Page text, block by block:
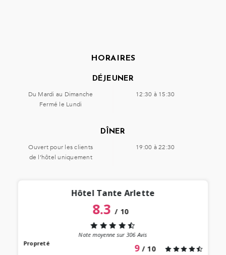
HORAIRES
DÉJEUNER
Du Mardi au Dimanche
Fermé le Lundi
12:30 à 15:30
DÎNER
Ouvert pour les clients
de l’hôtel uniquement
19:00 à 22:30
Hôtel Tante Arlette
8.3/ 10
Note moyenne sur306Avis
Propreté
9 / 10